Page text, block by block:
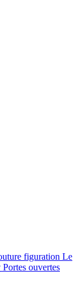
figuration Le
Portes ouvertes